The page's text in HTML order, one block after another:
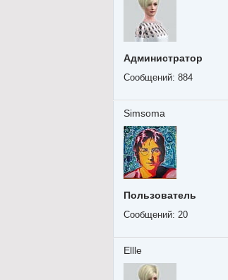
Администратор
Сообщений: 884
Simsoma
Пользователь
Сообщений: 20
Ellle